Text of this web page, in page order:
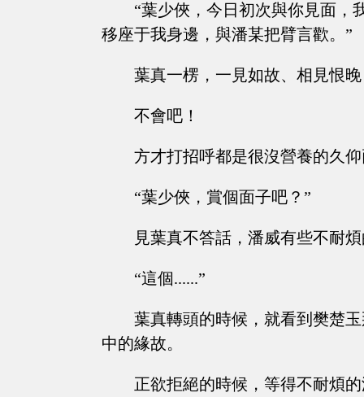
“葉少俠，今日初次與你見面，
移座于我身邊，與潘某把臂言歡。”
葉真一楞，一見如故、相見恨
不會吧！
方才打招呼都是很沒營養的久
“葉少俠，賞個面子吧？”
見葉真不答話，潘威有些不耐
“這個......”
葉真轉頭的時候，就看到樊楚
中的緣故。
正欲拒絕的時候，等得不耐煩